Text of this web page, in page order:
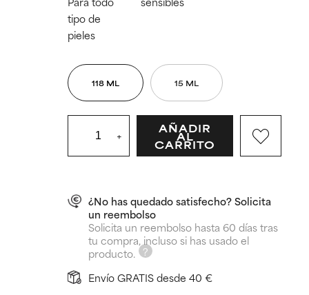
tipo de
pieles
118 ML 15 ML
+ AÑADIR
AL
CARRITO
¿No has quedado satisfecho? Solicita
un reembolso
Solicita un reembolso hasta 60 días tras
tu compra, incluso si has usado el
producto.
Envío GRATIS desde 40 €